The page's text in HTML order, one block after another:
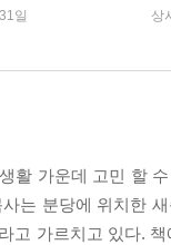
일 상
활 가운데 고민 할
는 분당에 위치한
고 가르치고 있다.